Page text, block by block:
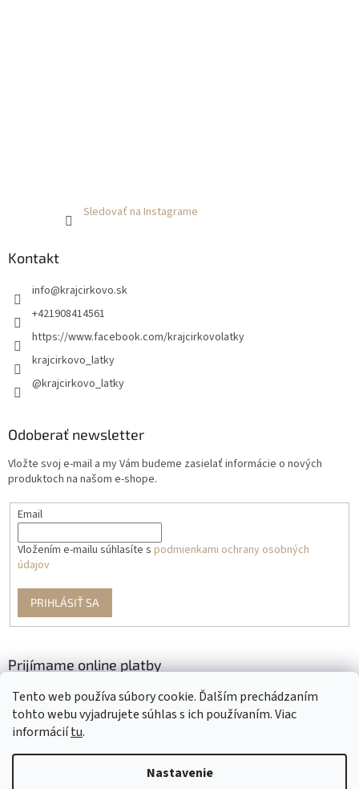
Tento web používa súbory cookie. Ďalším prechádzaním
tohto webu vyjadrujete súhlas s ich používaním. Viac
informáciítu.
Nastavenie
Sledovať na Instagrame
Kontakt
info@krajcirkovo.sk
+421908414561
https://www.facebook.com/krajcirkovolatky
krajcirkovo_latky
@krajcirkovo_latky
Odoberať newsletter
Vložte svoj e-mail a my Vám budeme zasielať informácie o nových
produktoch na našom e-shope.
Email
Vložením e-mailu súhlasíte s podmienkami ochrany osobných
údajov
PRIHLÁSIŤ SA
Prijímame online platby
Vytvoril Shoptet